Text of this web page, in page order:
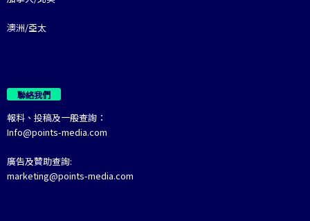
澳洲/亞太
聯絡我們
報料、投稿及一般查詢：
Info@points-media.com
廣告及贊助查詢:
marketing@points-media.com